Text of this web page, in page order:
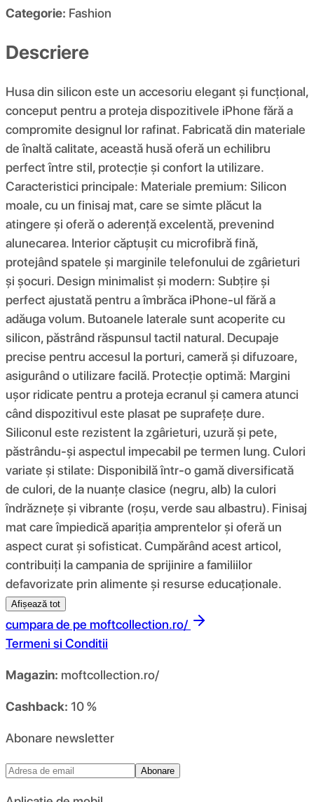
Categorie: Fashion
Descriere
Husa din silicon este un accesoriu elegant și funcțional,
conceput pentru a proteja dispozitivele iPhone fără a
compromite designul lor rafinat. Fabricată din materiale
de înaltă calitate, această husă oferă un echilibru
perfect între stil, protecție și confort la utilizare.
Caracteristici principale: Materiale premium: Silicon
moale, cu un finisaj mat, care se simte plăcut la
atingere și oferă o aderență excelentă, prevenind
alunecarea. Interior căptușit cu microfibră fină,
protejând spatele și marginile telefonului de zgârieturi
și șocuri. Design minimalist și modern: Subțire și
perfect ajustată pentru a îmbrăca iPhone-ul fără a
adăuga volum. Butoanele laterale sunt acoperite cu
silicon, păstrând răspunsul tactil natural. Decupaje
precise pentru accesul la porturi, cameră și difuzoare,
asigurând o utilizare facilă. Protecție optimă: Margini
ușor ridicate pentru a proteja ecranul și camera atunci
când dispozitivul este plasat pe suprafețe dure.
Siliconul este rezistent la zgârieturi, uzură și pete,
păstrându-și aspectul impecabil pe termen lung. Culori
variate și stilate: Disponibilă într-o gamă diversificată
de culori, de la nuanțe clasice (negru, alb) la culori
îndrăznețe și vibrante (roșu, verde sau albastru). Finisaj
mat care împiedică apariția amprentelor și oferă un
aspect curat și sofisticat. Cumpărând acest articol,
contribuiți la campania de sprijinire a familiilor
defavorizate prin alimente și resurse educaționale.
Afișează tot
cumpara de pe moftcollection.ro/
Termeni si Conditii
Magazin: moftcollection.ro/
Cashback: 10 %
Abonare newsletter
Abonare